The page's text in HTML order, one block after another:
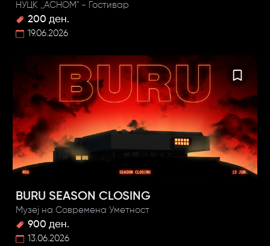
НУЦК ,,АСНОМ" - Гостивар
200 ден.
19.06.2026
BURU SEASON CLOSING
Музеј на Современа Уметност
900 ден.
13.06.2026